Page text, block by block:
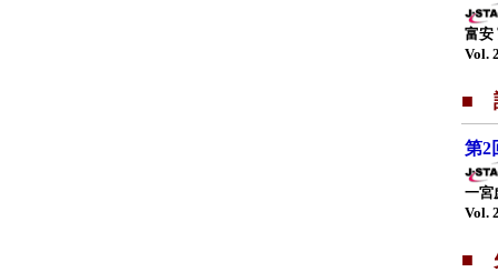
富安
Vol.
■
第2
一宮
Vol.
■